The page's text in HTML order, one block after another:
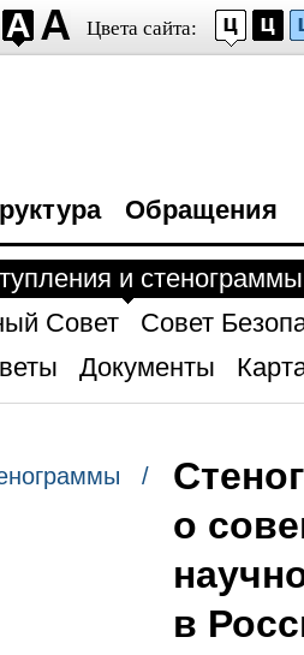
Цвета сайта:
Обращения
и стенограммы
Совет
Совет
Документы
/
о
в